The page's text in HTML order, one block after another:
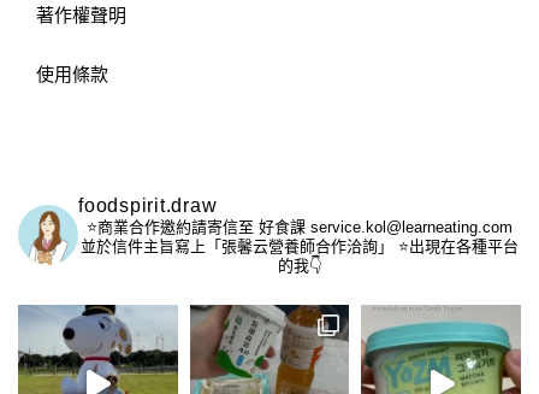
著作權聲明
使用條款
foodspirit.draw
⭐️商業合作邀約請寄信至 好食課 service.kol@learneating.com
並於信件主旨寫上「張馨云營養師合作洽詢」
⭐️出現在各種平台
的我👇